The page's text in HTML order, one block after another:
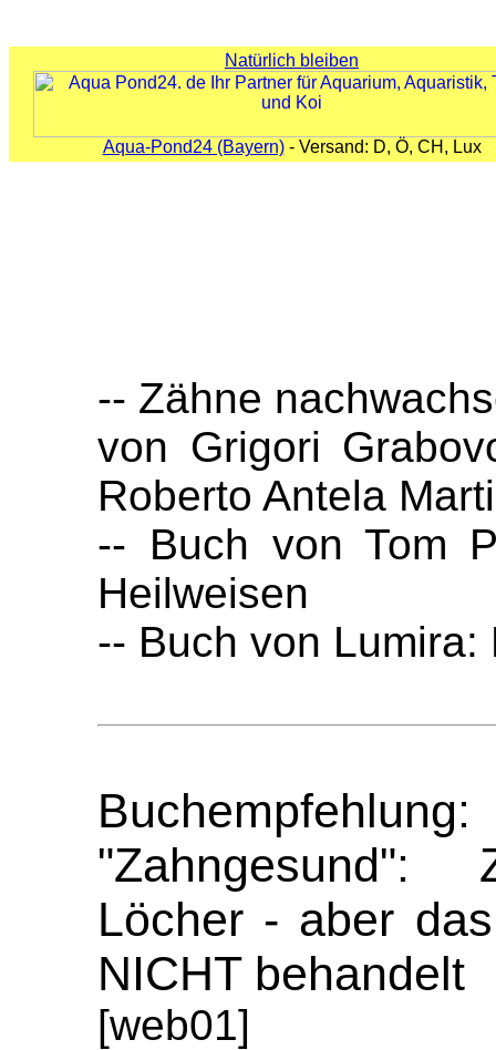
Natürlich bleiben
Aqua-Pond24 (Bayern)- Versand: D, Ö, CH, Lux
-- Zähne
von Grigori
Roberto Antela
-- Buch von Tom
Heilweisen
-- Buch von
"Zahngesund":
Löcher - aber
NICHT behandelt
[web01]